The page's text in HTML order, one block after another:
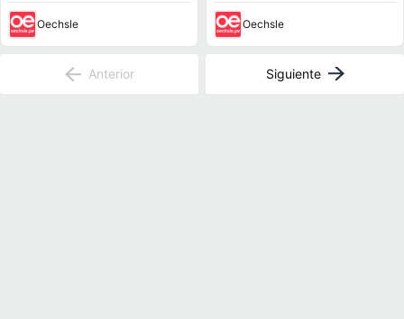
Oechsle Oechsle
Anterior Siguiente